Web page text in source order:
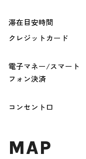
滞在目安時間
クレジットカード
電子マネー/スマート
フォン決済
コンセント口
MAP